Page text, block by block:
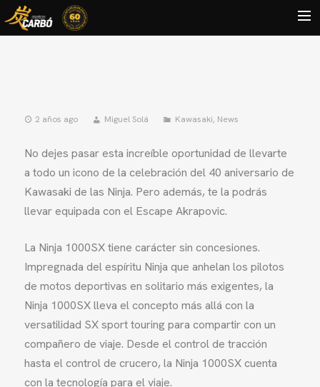
QUIÉNES SOMOS?
CONTACTO
Search
2 años ago Miguel Solá Kawasaki, News
No dejes pasar esta increíble oportunidad de llevarte
a todo un icono de la celebración del 40 aniversario de
Kawasaki de las Ninja. Pero además, te la podrás
llevar equipada con el Escape Akrapovic.
La Ninja 1000SX tiene carácter sin concesiones.
Impregnada del espíritu Ninja que anhelan los pilotos
de motos deportivas en solitario más exigentes, la
Ninja 1000SX lleva el concepto más allá con la
versatilidad SX sport touring para compartir con un
compañero de viaje. Desde el control de tracción
hasta el control de crucero, la Ninja 1000SX cuenta
con la tecnología para el viaje.